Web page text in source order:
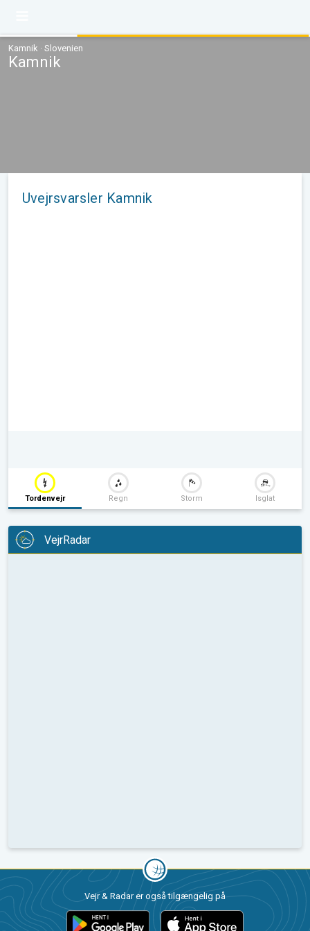
Kamnik · Slovenien
Kamnik
Uvejrsvarsler Kamnik
Tordenvejr Regn Storm Isglat
VejrRadar
Vejr & Radar er også tilgængelig på